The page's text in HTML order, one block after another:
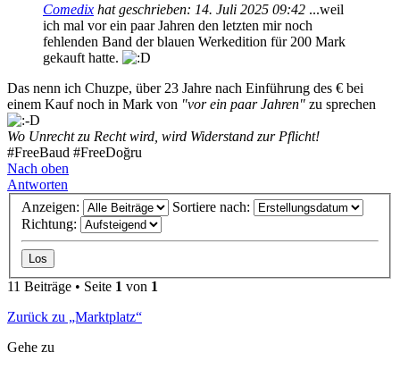
Comedix hat geschrieben: 14. Juli 2025 09:42 ...weil
ich mal vor ein paar Jahren den letzten mir noch
fehlenden Band der blauen Werkedition für 200 Mark
gekauft hatte.
Das nenn ich Chuzpe, über 23 Jahre nach Einführung des € bei
einem Kauf noch in Mark von "vor ein paar Jahren" zu sprechen
Wo Unrecht zu Recht wird, wird Widerstand zur Pflicht!
#FreeBaud #FreeDoğru
Nach oben
Antworten
Anzeigen:
Sortiere nach:
Richtung:
11 Beiträge • Seite 1 von 1
Zurück zu „Marktplatz“
Gehe zu